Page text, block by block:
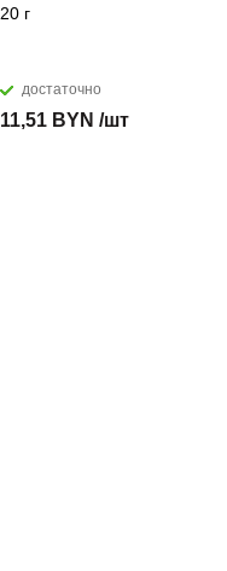
20 г
достаточно
11,51 BYN /шт